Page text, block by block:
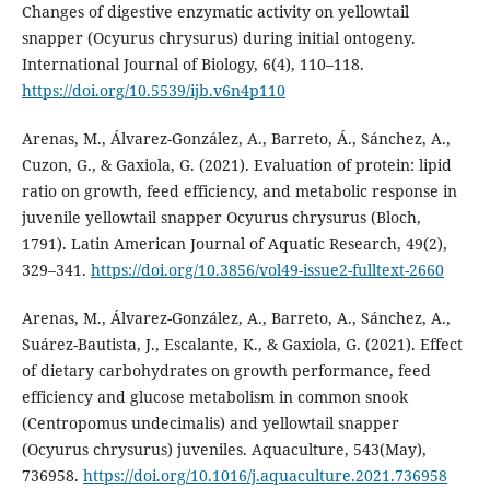
Changes of digestive enzymatic activity on yellowtail
snapper (Ocyurus chrysurus) during initial ontogeny.
International Journal of Biology, 6(4), 110–118.
https://doi.org/10.5539/ijb.v6n4p110
Arenas, M., Álvarez-González, A., Barreto, Á., Sánchez, A.,
Cuzon, G., & Gaxiola, G. (2021). Evaluation of protein: lipid
ratio on growth, feed efficiency, and metabolic response in
juvenile yellowtail snapper Ocyurus chrysurus (Bloch,
1791). Latin American Journal of Aquatic Research, 49(2),
329–341. https://doi.org/10.3856/vol49-issue2-fulltext-2660
Arenas, M., Álvarez-González, A., Barreto, A., Sánchez, A.,
Suárez-Bautista, J., Escalante, K., & Gaxiola, G. (2021). Effect
of dietary carbohydrates on growth performance, feed
efficiency and glucose metabolism in common snook
(Centropomus undecimalis) and yellowtail snapper
(Ocyurus chrysurus) juveniles. Aquaculture, 543(May),
736958. https://doi.org/10.1016/j.aquaculture.2021.736958